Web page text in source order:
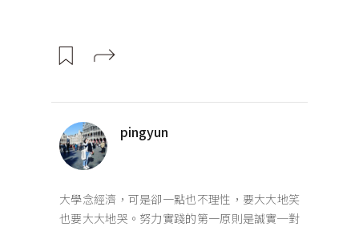
pingyun
大學念經濟，可是卻一點也不理性，要大大地笑
也要大大地哭。努力實踐的第一原則是誠實─對